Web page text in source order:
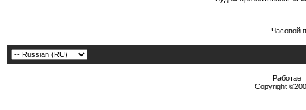
Часовой
Copyright